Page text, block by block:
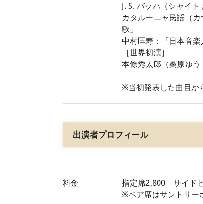
J. S. バッハ（シャイ
カタルーニャ民謡（
歌」
中村匡寿：『日本音
［世界初演］
本條秀太郎（桑原ゆう
※当初発表した曲目か
出演者プロフィール
料金
指定席2,800 サイド
※ペア席はサントリー